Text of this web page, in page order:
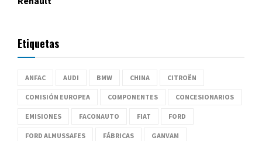
Etiquetas
ANFAC AUDI BMW CHINA CITROËN
COMISIÓN EUROPEA COMPONENTES CONCESIONARIOS
EMISIONES FACONAUTO FIAT FORD
FORD ALMUSSAFES FÁBRICAS GANVAM